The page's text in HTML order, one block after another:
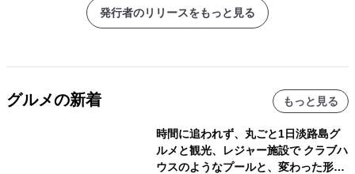
発行者のリリースをもっと見る
グルメの新着 もっと見る
時間に追われず、丸ごと1日淡路島グ
ルメと観光、レジャー施設で クラブハ
ウスのようなプールと、変わった形の